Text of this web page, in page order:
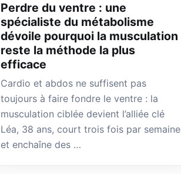
Perdre du ventre : une
spécialiste du métabolisme
dévoile pourquoi la musculation
reste la méthode la plus
efficace
Cardio et abdos ne suffisent pas
toujours à faire fondre le ventre : la
musculation ciblée devient l’alliée clé
Léa, 38 ans, court trois fois par semaine
et enchaîne des …